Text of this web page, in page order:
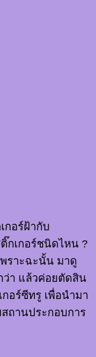
กอร์ฝ้ากับ
กเกอร์ชนิดไหน ?
พราะฉะนั้น มาดู
า แล้วค่อยตัดสิน
กอร์ซีทรู เพื่อนำมา
ถานประกอบการ